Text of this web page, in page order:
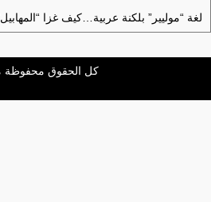
لغة “موليير” بلكنة عربية…كيف غزا
كل الحقوق محفوظة منصة